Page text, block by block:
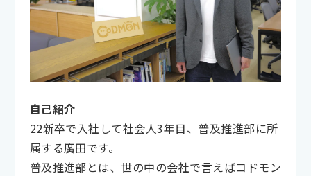
自己紹介
22新卒で入社して社会人3年目、普及推進部に所
属する廣田です。
普及推進部とは、世の中の会社で言えばコドモン